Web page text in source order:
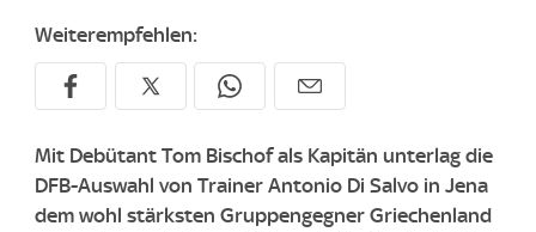
Weiterempfehlen:
Mit Debütant Tom Bischof als Kapitän unterlag die
DFB-Auswahl von Trainer Antonio Di Salvo in Jena
dem wohl stärksten Gruppengegner Griechenland